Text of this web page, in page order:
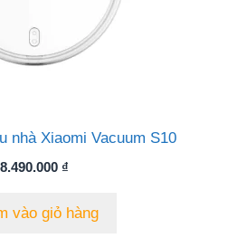
nhà Xiaomi Vacuum S10
8.490.000 ₫
vào giỏ hàng